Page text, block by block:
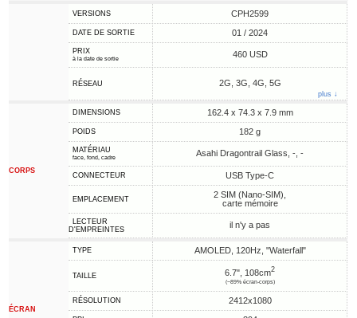
VERSIONS CPH2599
DATE DE SORTIE 01 / 2024
PRIX
à la date de sortie 460 USD
RÉSEAU 2G, 3G, 4G, 5G
plus ↓
CORPS
DIMENSIONS 162.4 x 74.3 x 7.9 mm
POIDS 182 g
MATÉRIAU
face, fond, cadre Asahi Dragontrail Glass, -, -
CONNECTEUR USB Type-C
EMPLACEMENT
2 SIM (Nano-SIM),
carte mémoire
LECTEUR
D'EMPREINTES
il n'y a pas
ÉCRAN
TYPE AMOLED, 120Hz, "Waterfall"
TAILLE 6.7", 108cm2
(~89% écran-corps)
RÉSOLUTION 2412x1080